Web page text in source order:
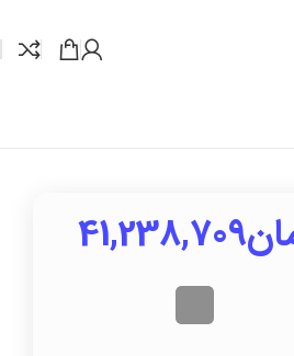
41,238,709